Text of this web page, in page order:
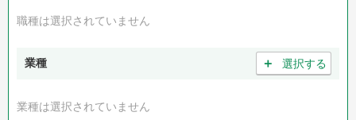
職種は選択されていません
業種 ＋ 選択する
業種は選択されていません